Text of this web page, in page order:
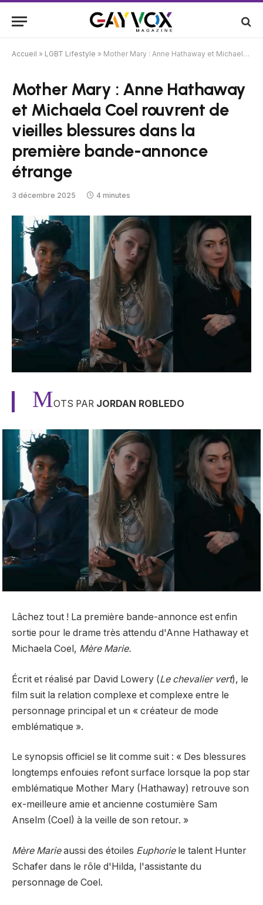
Accueil » LGBT Lifestyle » Mother Mary : Anne Hathaway et Michaela Coel rouvrent de vieilles blessures dans la première bande-annonce étrange
Mother Mary : Anne Hathaway
et Michaela Coel rouvrent de
vieilles blessures dans la
première bande-annonce
étrange
3 décembre 2025 4 minutes
MOTS PAR JORDAN ROBLEDO
Lâchez tout ! La première bande-annonce est enfin
sortie pour le drame très attendu d'Anne Hathaway et
Michaela Coel, Mère Marie.
Écrit et réalisé par David Lowery (Le chevalier vert), le
film suit la relation complexe et complexe entre le
personnage principal et un « créateur de mode
emblématique ».
Le synopsis officiel se lit comme suit : « Des blessures
longtemps enfouies refont surface lorsque la pop star
emblématique Mother Mary (Hathaway) retrouve son
ex-meilleure amie et ancienne costumière Sam
Anselm (Coel) à la veille de son retour. »
Mère Marieaussi des étoiles Euphorie le talent Hunter
Schafer dans le rôle d'Hilda, l'assistante du
personnage de Coel.